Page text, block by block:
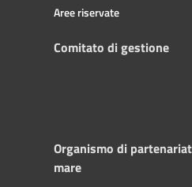
Aree riservate
Comitato di gestione
Organismo di
mare